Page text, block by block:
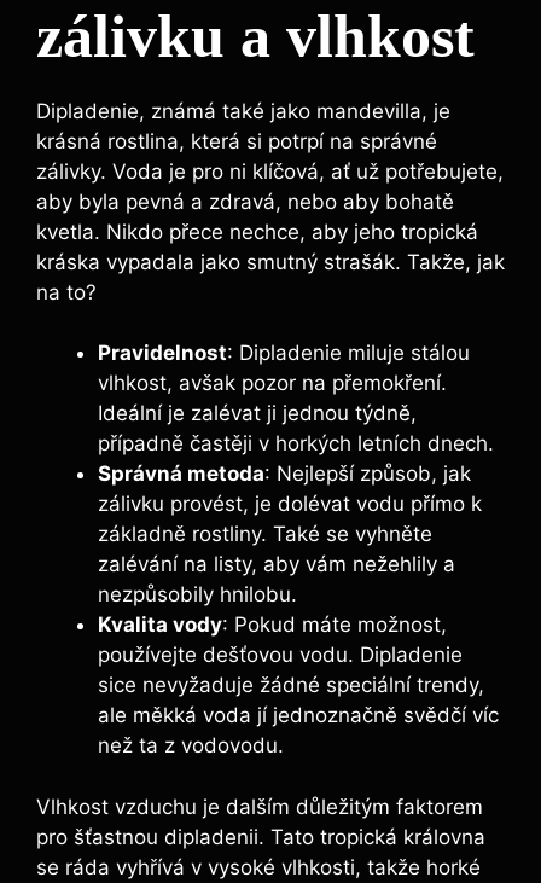
zálivku a vlhkost
Dipladenie, známá také jako mandevilla, je
krásná rostlina, která si potrpí na správné
zálivky. Voda je pro ni klíčová, ať už potřebujete,
aby byla pevná a zdravá, nebo aby bohatě
kvetla. Nikdo přece nechce, aby jeho tropická
kráska vypadala jako smutný strašák. Takže, jak
na to?
Pravidelnost: Dipladenie miluje stálou
vlhkost, avšak pozor na přemokření.
Ideální je zalévat ji jednou týdně,
případně častěji v horkých letních dnech.
Správná metoda: Nejlepší způsob, jak
zálivku provést, je dolévat vodu přímo k
základně rostliny. Také se vyhněte
zalévání na listy, aby vám nežehlily a
nezpůsobily hnilobu.
Kvalita vody: Pokud máte možnost,
používejte dešťovou vodu. Dipladenie
sice nevyžaduje žádné speciální trendy,
ale měkká voda jí jednoznačně svědčí víc
než ta z vodovodu.
Vlhkost vzduchu je dalším důležitým faktorem
pro šťastnou dipladenii. Tato tropická královna
se ráda vyhřívá v vysoké vlhkosti, takže horké